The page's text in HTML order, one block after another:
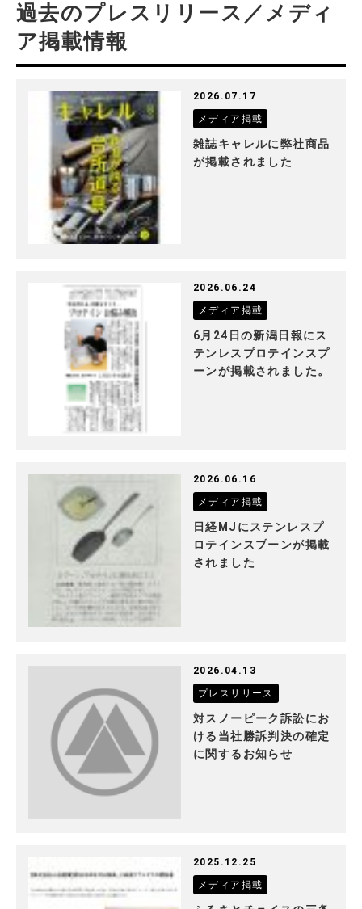
過去のプレスリリース／メディ
ア掲載情報
2026.07.17
メディア掲載
雑誌キャレルに弊社商品
が掲載されました
2026.06.24
メディア掲載
6月24日の新潟日報にス
テンレスプロテインスプ
ーンが掲載されました。
2026.06.16
メディア掲載
日経MJにステンレスプ
ロテインスプーンが掲載
されました
2026.04.13
プレスリリース
対スノーピーク訴訟にお
ける当社勝訴判決の確定
に関するお知らせ
2025.12.25
メディア掲載